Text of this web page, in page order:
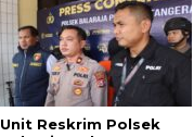
Unit Reskrim Polsek